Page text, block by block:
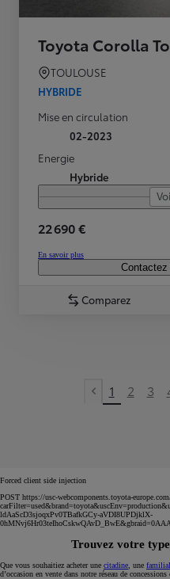
Toyota Corolla
TOULOUSE
HYBRIDE
Mise en circulation
02-2023
Energie
Hybride
22 690 €
En savoir plus
Comparez
Previous
1 2 3
Forced client side injection
POST https://usc-webcomponents.toyota-
ldAaScD3sjoqxPv0TBafkGCy-aVDI8UPDjklX-
Trouvez votre
Que vous souhaitiez acheter une citadine , une
d’occasion en vente dans notre réseau de concessions